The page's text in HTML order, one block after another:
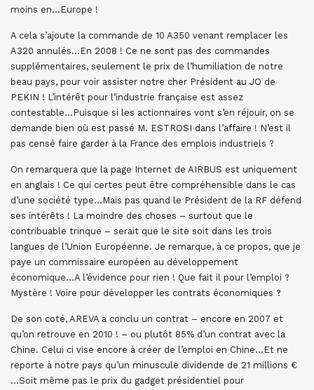
moins en…Europe !
A cela s’ajoute la commande de 10 A350 venant remplacer les
A320 annulés…En 2008 ! Ce ne sont pas des commandes
supplémentaires, seulement le prix de l’humiliation de notre
beau pays, pour voir assister notre cher Président au JO de
PEKIN ! L’intérêt pour l’industrie française est assez
contestable…Puisque si les actionnaires vont s’en réjouir, on se
demande bien où est passé M. ESTROSI dans l’affaire ! N’est il
pas censé faire garder à la France des emplois industriels ?
On remarquera que la page Internet de AIRBUS est uniquement
en anglais ! Ce qui certes peut être compréhensible dans le cas
d’une société type…Mais pas quand le Président de la RF défend
ses intérêts ! La moindre des choses – surtout que le
contribuable trinque – serait que le site soit dans les trois
langues de l’Union Européenne. Je remarque, à ce propos, que je
paye un commissaire européen au développement
économique…A l’évidence pour rien ! Que fait il pour l’emploi ?
Mystère ! Voire pour développer les contrats économiques ?
De son coté, AREVA a conclu un contrat – encore en 2007 et
qu’on retrouve en 2010 ! – ou plutôt 85% d’un contrat avec la
Chine. Celui ci vise encore à créer de l’emploi en Chine…Et ne
reporte à notre pays qu’un minuscule dividende de 21 millions €
…Soit même pas le prix du gadget présidentiel pour